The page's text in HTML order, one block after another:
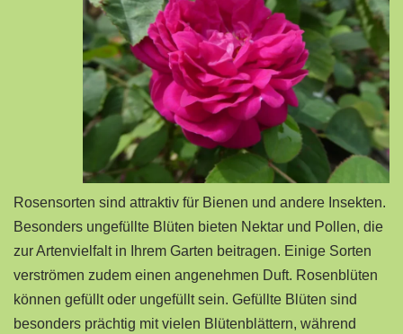
Rosensorten sind attraktiv für Bienen und andere Insekten.
Besonders ungefüllte Blüten bieten Nektar und Pollen, die
zur Artenvielfalt in Ihrem Garten beitragen. Einige Sorten
verströmen zudem einen angenehmen Duft. Rosenblüten
können gefüllt oder ungefüllt sein. Gefüllte Blüten sind
besonders prächtig mit vielen Blütenblättern, während